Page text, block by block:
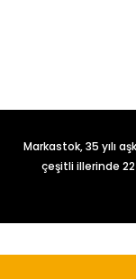
Markastok, 35 yılı
çeşitli illerinde